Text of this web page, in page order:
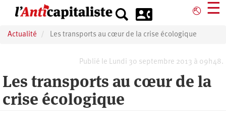
principal
⎋ ☰
Actualité Les transports au cœur de la crise écologique
Publié le Lundi 30 septembre 2013 à 09h48.
Les transports au cœur de la
crise écologique